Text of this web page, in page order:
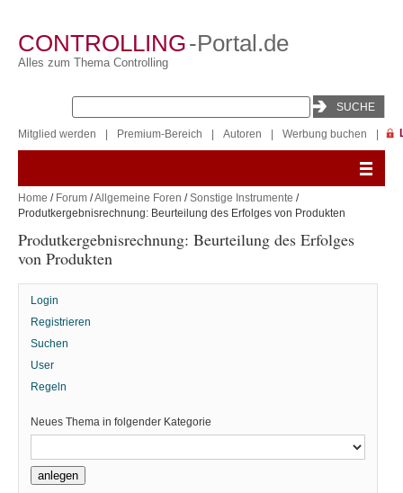
CONTROLLING-Portal.de
Alles zum Thema Controlling
Mitglied werden Premium-Bereich Autoren Werbung buchen
Home / Forum /Allgemeine Foren /Sonstige Instrumente /
Produtkergebnisrechnung: Beurteilung des Erfolges von Produkten
Produtkergebnisrechnung: Beurteilung des Erfolges
von Produkten
Login
Registrieren
Suchen
User
Regeln
Neues Thema in folgender Kategorie